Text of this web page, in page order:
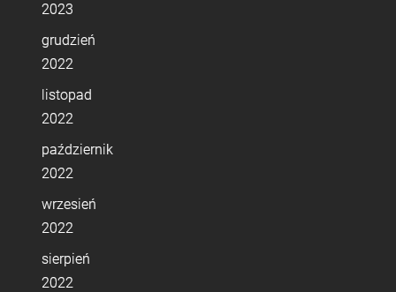
2023
grudzień
2022
listopad
2022
październik
2022
wrzesień
2022
sierpień
2022